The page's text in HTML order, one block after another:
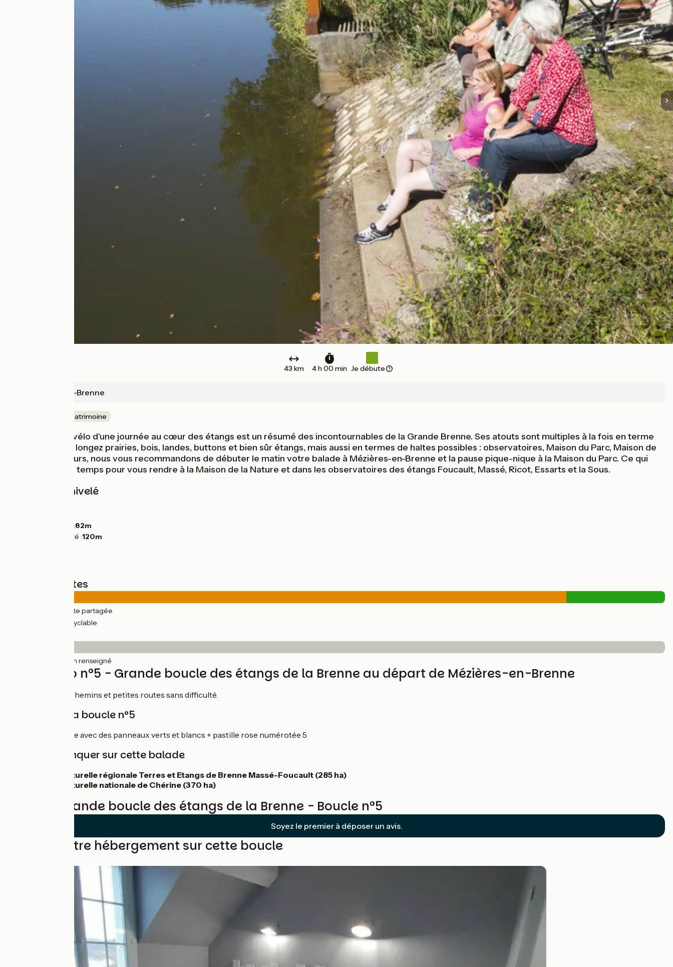
43 km 4 h 00 min Je débute
Mézières-en-Brenne
Nature & petit patrimoine
Cette balade à vélo d'une journée au cœur des étangs est un résumé des incontournables de la Grande Brenne. Ses atouts sont multiples à la fois en terme
paysager : vous longez prairies, bois, landes, buttons et bien sûr étangs, mais aussi en termes de haltes possibles : observatoires, Maison du Parc, Maison de
la Nature. D'ailleurs, nous vous recommandons de débuter le matin votre balade à Mézières-en-Brenne et la pause pique-nique à la Maison du Parc. Ce qui
vous laissera du temps pour vous rendre à la Maison de la Nature et dans les observatoires des étangs Foucault, Massé, Ricot, Essarts et la Sous.
Pentes et dénivelé
Point le plus bas :82m
Point le plus élevé :120m
Types de routes
(85%) Route partagée
(15%) Voie cyclable
(100%) Non renseigné
Circuit vélo n°5 - Grande boucle des étangs de la Brenne au départ de Mézières-en-Brenne
Balade à vélo sur chemins et petites routes sans difficulté.
Balisage de la boucle n°5
Boucle vélo balisée avec des panneaux verts et blancs + pastille rose numérotée 5
À ne pas manquer sur cette balade
Réserve naturelle régionale Terres et Etangs de Brenne Massé-Foucault (285 ha)
Réserve naturelle nationale de Chérine (370 ha)
Avis sur Grande boucle des étangs de la Brenne - Boucle n°5
Soyez le premier à déposer un avis.
Trouvez votre hébergement sur cette boucle